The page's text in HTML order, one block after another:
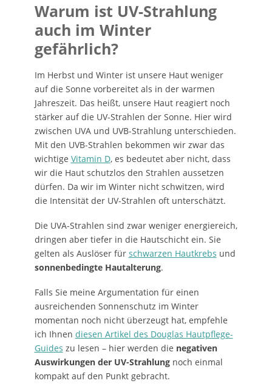
Warum ist UV-Strahlung
auch im Winter
gefährlich?
Im Herbst und Winter ist unsere Haut weniger
auf die Sonne vorbereitet als in der warmen
Jahreszeit. Das heißt, unsere Haut reagiert noch
stärker auf die UV-Strahlen der Sonne. Hier wird
zwischen UVA und UVB-Strahlung unterschieden.
Mit den UVB-Strahlen bekommen wir zwar das
wichtige Vitamin D, es bedeutet aber nicht, dass
wir die Haut schutzlos den Strahlen aussetzen
dürfen. Da wir im Winter nicht schwitzen, wird
die Intensität der UV-Strahlen oft unterschätzt.
Die UVA-Strahlen sind zwar weniger energiereich,
dringen aber tiefer in die Hautschicht ein. Sie
gelten als Auslöser für schwarzen Hautkrebs und
sonnenbedingte Hautalterung.
Falls Sie meine Argumentation für einen
ausreichenden Sonnenschutz im Winter
momentan noch nicht überzeugt hat, empfehle
ich Ihnen diesen Artikel des Douglas Hautpflege-
Guides zu lesen – hier werden die negativen
Auswirkungen der UV-Strahlungnoch einmal
kompakt auf den Punkt gebracht.